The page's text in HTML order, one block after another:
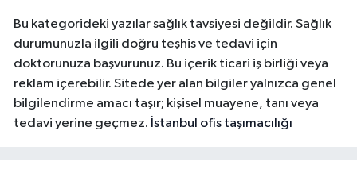
Bu kategorideki yazılar sağlık tavsiyesi değildir. Sağlık
durumunuzla ilgili doğru teşhis ve tedavi için
doktorunuza başvurunuz. Bu içerik ticari iş birliği veya
reklam içerebilir. Sitede yer alan bilgiler yalnızca genel
bilgilendirme amacı taşır; kişisel muayene, tanı veya
tedavi yerine geçmez. İstanbul ofis taşımacılığı